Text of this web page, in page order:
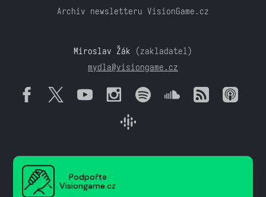
Archiv newsletteru VisionGame.cz
Miroslav Žák (zakladatel)
mydla@visiongame.cz
Podpořte
Visiongame.cz